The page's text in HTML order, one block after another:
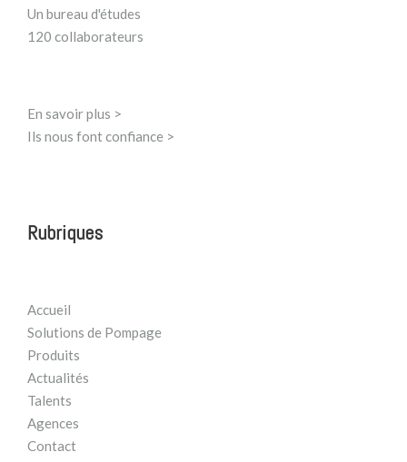
Un bureau d'études
120 collaborateurs
En savoir plus >
Ils nous font confiance >
Rubriques
Accueil
Solutions de Pompage
Produits
Actualités
Talents
Agences
Contact